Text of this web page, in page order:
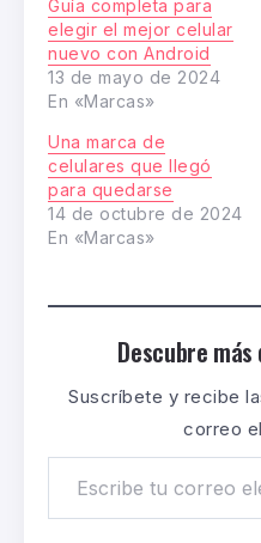
Guía completa para
elegir el mejor celular
nuevo con Android
13 de mayo de 2024
En «Marcas»
Una marca de
celulares que llegó
para quedarse
14 de octubre de 2024
En «Marcas»
Descubre
Suscríbete y recibe
correo